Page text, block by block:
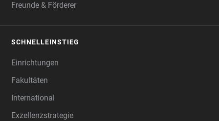
Freunde & Förderer
SCHNELLEINSTIEG
Einrichtungen
Fakultäten
International
Exzellenzstrategie